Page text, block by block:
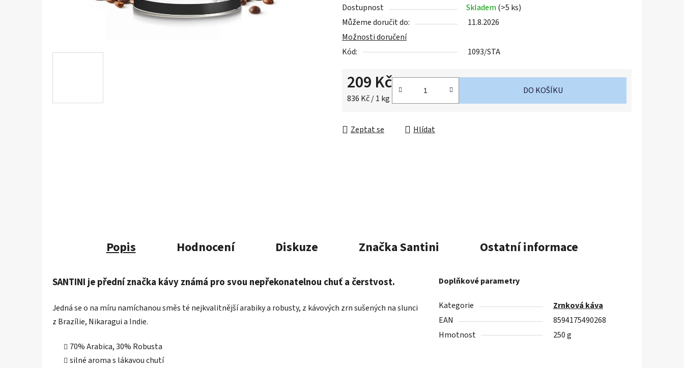
Dostupnost Skladem (>5 ks)
Můžeme doručit do:
11.8.2026
Možnosti doručení
Kód:
1093/STA
209 Kč
Měrná cena:
836 Kč / 1 kg
DO KOŠÍKU
Zeptat se Hlídat
Popis Hodnocení Diskuze ZnačkaSantini Ostatní informace
SANTINI je přední značka kávy známá pro svou nepřekonatelnou chuť a čerstvost.
Jedná se o na míru namíchanou směs té nejkvalitnější arabiky a robusty, z kávových zrn sušených na slunci
z Brazílie, Nikaragui a Indie.
70% Arabica, 30% Robusta
silné aroma s lákavou chutí
Doplňkové parametry
Kategorie
Zrnková káva
EAN
8594175490268
Hmotnost
250 g